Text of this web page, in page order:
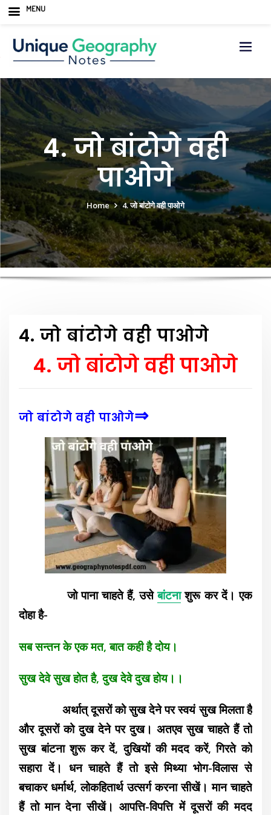
content
4. जो बांटोगे वही
पाओगे
Home 4. जो बांटोगे वही पाओगे
4. जो बांटोगे वही पाओगे
4. जो बांटोगे वही पाओगे
जो बांटोगे वही पाओगे⇒
जो पाना चाहते हैं, उसेबांटनाशुरू कर दें। एक
दोहा है-
सब सन्तन के एक मत, बात कही है दोय।
सुख देवे सुख होत है, दुख देवे दुख होय।।
अर्थात् दूसरों को सुख देने पर स्वयं सुख मिलता है
और दूसरों को दुख देने पर दुख। अतएव सुख चाहते हैं तो
सुख बांटना शुरू कर दें, दुखियों की मदद करें, गिरते को
सहारा दें। धन चाहते हैं तो इसे मिथ्या भोग-विलास से
बचाकर धर्मार्थ, लोकहितार्थ उत्सर्ग करना सीखें। मान चाहते
हैं तो मान देना सीखें। आपत्ति-विपत्ति में दूसरों की मदद
MENU